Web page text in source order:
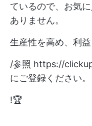
ているので、お気
ありません。
生産性を高め、利
/参照 https://
にご登録ください
!🏆